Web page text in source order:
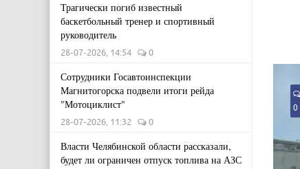
Трагически погиб известный
баскетбольный тренер и спортивный
руководитель
28-07-2026, 14:54 0
Сотрудники Госавтоинспекции
Магнитогорска подвели итоги рейда
"Мотоциклист"
28-07-2026, 11:32 0
Власти Челябинской области рассказали,
будет ли ограничен отпуск топлива на АЗС
0